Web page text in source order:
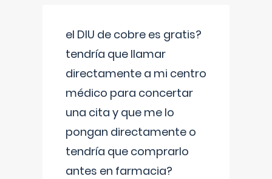
el DIU de cobre es gratis?
tendría que llamar
directamente a mi centro
médico para concertar
una cita y que me lo
pongan directamente o
tendría que comprarlo
antes en farmacia?